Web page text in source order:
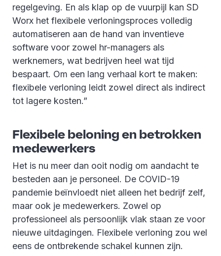
regelgeving. En als klap op de vuurpijl kan SD
Worx het flexibele verloningsproces volledig
automatiseren aan de hand van inventieve
software voor zowel hr-managers als
werknemers, wat bedrijven heel wat tijd
bespaart. Om een lang verhaal kort te maken:
flexibele verloning leidt zowel direct als indirect
tot lagere kosten.”
Flexibele beloning en betrokken
medewerkers
Het is nu meer dan ooit nodig om aandacht te
besteden aan je personeel. De COVID-19
pandemie beïnvloedt niet alleen het bedrijf zelf,
maar ook je medewerkers. Zowel op
professioneel als persoonlijk vlak staan ze voor
nieuwe uitdagingen. Flexibele verloning zou wel
eens de ontbrekende schakel kunnen zijn.